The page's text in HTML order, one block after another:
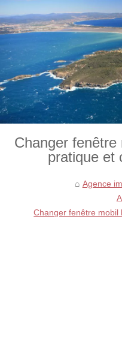
Changer
pratique et
Agence
Changer fenêtre mobil